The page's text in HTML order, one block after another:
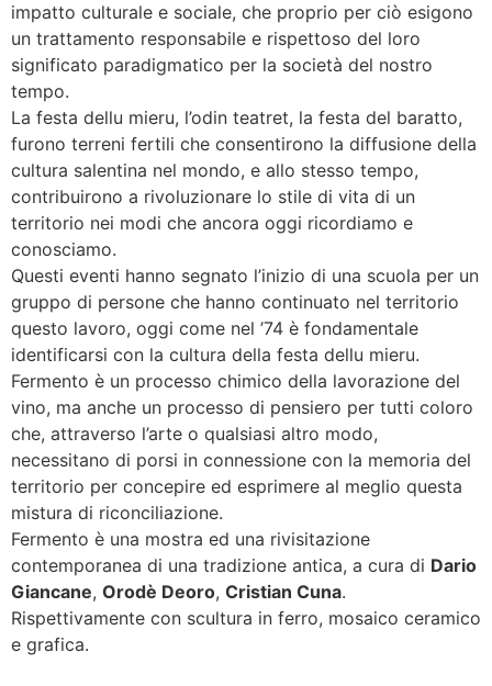
impatto culturale e sociale, che proprio per ciò esigono
un trattamento responsabile e rispettoso del loro
significato paradigmatico per la società del nostro
tempo.
La festa dellu mieru, l’odin teatret, la festa del baratto,
furono terreni fertili che consentirono la diffusione della
cultura salentina nel mondo, e allo stesso tempo,
contribuirono a rivoluzionare lo stile di vita di un
territorio nei modi che ancora oggi ricordiamo e
conosciamo.
Questi eventi hanno segnato l’inizio di una scuola per un
gruppo di persone che hanno continuato nel territorio
questo lavoro, oggi come nel ’74 è fondamentale
identificarsi con la cultura della festa dellu mieru.
Fermento è un processo chimico della lavorazione del
vino, ma anche un processo di pensiero per tutti coloro
che, attraverso l’arte o qualsiasi altro modo,
necessitano di porsi in connessione con la memoria del
territorio per concepire ed esprimere al meglio questa
mistura di riconciliazione.
Fermento è una mostra ed una rivisitazione
contemporanea di una tradizione antica, a cura di Dario
Giancane, Orodè Deoro, Cristian Cuna.
Rispettivamente con scultura in ferro, mosaico ceramico
e grafica.